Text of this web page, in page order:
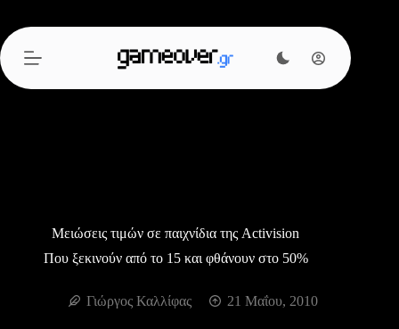
περιεχόμενο
Μειώσεις τιμών σε παιχνίδια της Activision
Που ξεκινούν από το 15 και φθάνουν στο 50%
Γιώργος Καλλίφας 21 Μαΐου, 2010